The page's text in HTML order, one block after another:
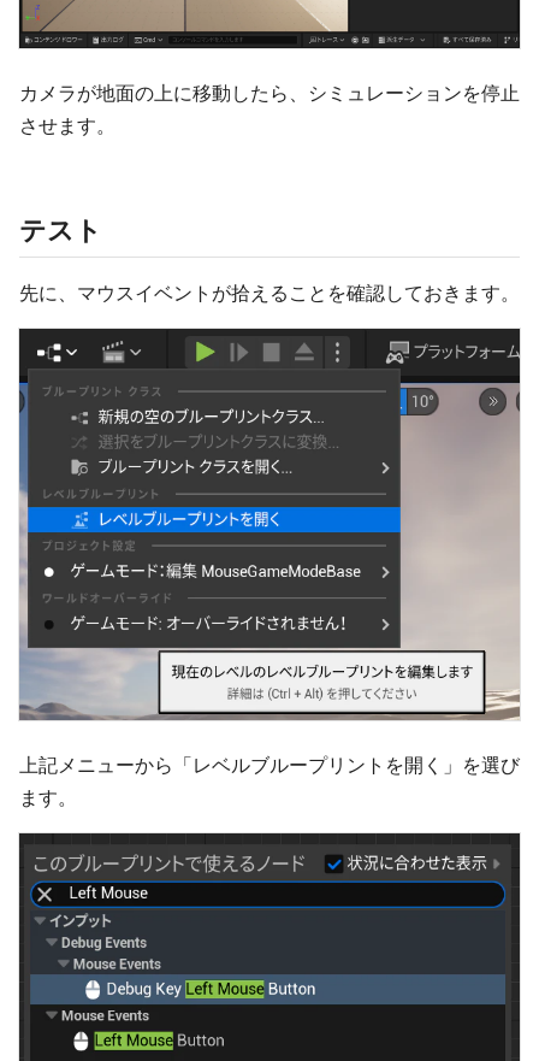
カメラが地面の上に移動したら、シミュレーションを停止
させます。
テスト
先に、マウスイベントが拾えることを確認しておきます。
上記メニューから「レベルブループリントを開く」を選び
ます。